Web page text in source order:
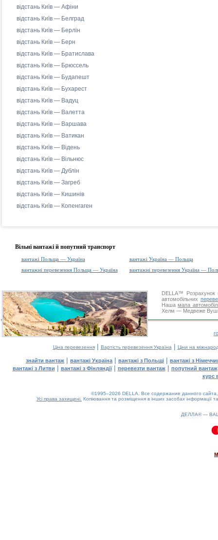
відстань Київ — Афіни
відстань Київ — Белград
відстань Київ — Берлін
відстань Київ — Берн
відстань Київ — Братислава
відстань Київ — Брюссель
відстань Київ — Будапешт
відстань Київ — Бухарест
відстань Київ — Вадуц
відстань Київ — Валетта
відстань Київ — Варшава
відстань Київ — Ватикан
відстань Київ — Відень
відстань Київ — Вільнюс
відстань Київ — Дублін
відстань Київ — Загреб
відстань Київ — Кишинів
відстань Київ — Копенгаген
Вільні вантажі й попутний транспорт
вантажі Польща — Україна
вантажі Україна — Польща
вантажні перевезення Польща — Україна
вантажні перевезення Україна —
DELLA™
Розрахунок
автомобільних
Нашамапа
Хелм — Медвеже
Ціна перевезення| Вартість перевезення Україна | Ціни на
знайти вантаж | вантажі Україна | вантажі з Польщі | вантажі з
вантажі з Литви | вантажі з Фінляндії| перевезти вантаж| попутний вантаж
курс
©1995–2026 DELLA. Все содержание данного
Усі права захищені. Копіювання та розміщення в інших засобах інформації
ДЕЛЛА® —